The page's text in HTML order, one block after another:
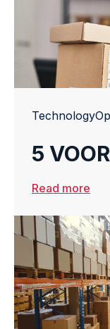
Technology
5
Read more